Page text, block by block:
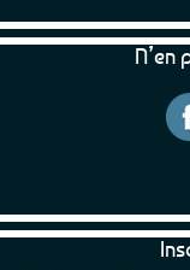
N’en